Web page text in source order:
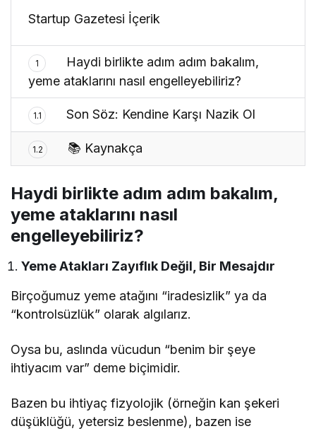
Startup Gazetesi İçerik
1
Haydi birlikte adım adım bakalım,
yeme ataklarını nasıl engelleyebiliriz?
1.1 Son Söz: Kendine Karşı Nazik Ol
1.2 📚 Kaynakça
Haydi birlikte adım adım bakalım,
yeme ataklarını nasıl
engelleyebiliriz?
Yeme Atakları Zayıflık Değil, Bir Mesajdır
Birçoğumuz yeme atağını “iradesizlik” ya da
“kontrolsüzlük” olarak algılarız.
Oysa bu, aslında vücudun “benim bir şeye
ihtiyacım var” deme biçimidir.
Bazen bu ihtiyaç fizyolojik (örneğin kan şekeri
düşüklüğü, yetersiz beslenme), bazen ise